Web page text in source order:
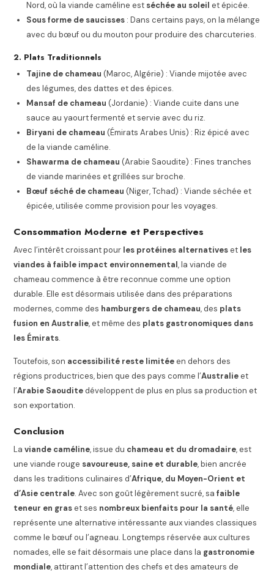
Nord, où la viande caméline est séchée au soleil et épicée.
Sous forme de saucisses : Dans certains pays, on la mélange
avec du bœuf ou du mouton pour produire des charcuteries.
2. Plats Traditionnels
Tajine de chameau (Maroc, Algérie) : Viande mijotée avec
des légumes, des dattes et des épices.
Mansaf de chameau (Jordanie) : Viande cuite dans une
sauce au yaourt fermenté et servie avec du riz.
Biryani de chameau (Émirats Arabes Unis) : Riz épicé avec
de la viande caméline.
Shawarma de chameau (Arabie Saoudite) : Fines tranches
de viande marinées et grillées sur broche.
Bœuf séché de chameau (Niger, Tchad) : Viande séchée et
épicée, utilisée comme provision pour les voyages.
Consommation Moderne et Perspectives
Avec l’intérêt croissant pour les protéines alternativeset les
viandes à faible impact environnemental, la viande de
chameau commence à être reconnue comme une option
durable. Elle est désormais utilisée dans des préparations
modernes, comme des hamburgers de chameau, des plats
fusion en Australie, et même des plats gastronomiques dans
les Émirats.
Toutefois, son accessibilité reste limitéeen dehors des
régions productrices, bien que des pays comme l’Australieet
l’Arabie Saouditedéveloppent de plus en plus sa production et
son exportation.
Conclusion
Laviande caméline, issue du chameau et du dromadaire, est
une viande rouge savoureuse, saine et durable, bien ancrée
dans les traditions culinaires d’Afrique, du Moyen-Orient et
d’Asie centrale. Avec son goût légèrement sucré, safaible
teneur en graset ses nombreux bienfaits pour la santé, elle
représente une alternative intéressante aux viandes classiques
comme le bœuf ou l’agneau. Longtemps réservée aux cultures
nomades, elle se fait désormais une place dans la gastronomie
mondiale, attirant l’attention des chefs et des amateurs de